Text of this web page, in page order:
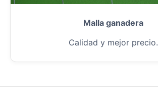
Malla ganadera
Calidad y mejor precio.